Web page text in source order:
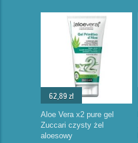
62,89 zł
Aloe Vera x2 pure gel
Zuccari czysty żel
aloesowy